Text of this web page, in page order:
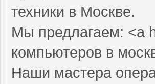
техники в Москве.
Мы предлагаем: <a
компьютеров в
Наши мастера